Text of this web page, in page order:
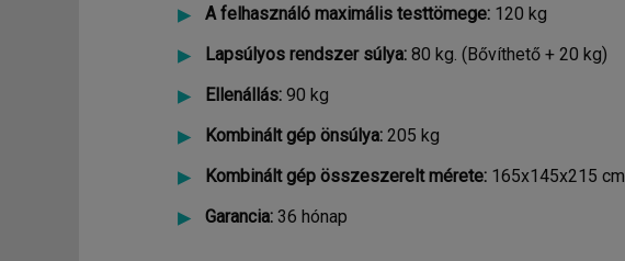
A felhasználó maximális testtömege: 120 kg
Lapsúlyos rendszer súlya: 80 kg. (Bővíthető + 20 kg)
Ellenállás: 90 kg
Kombinált gép önsúlya: 205 kg
Kombinált gép összeszerelt mérete: 165x145x215 cm
Garancia: 36 hónap